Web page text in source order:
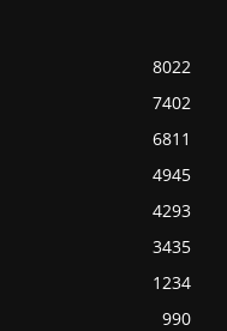
8022
7402
6811
4945
4293
3435
1234
990